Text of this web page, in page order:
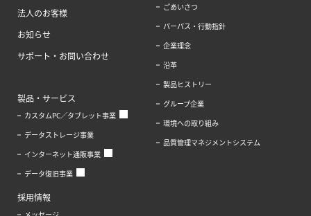
法人のお客様
お知らせ
サポート・お問い合わせ
製品・サービス
カスタムPC／タブレット事業
データストレージ事業
インターネット通販事業
データ復旧事業
ごあいさつ
パーパス・行動指針
企業理念
沿革
製品ヒストリー
グループ企業
環境への取り組み
品質管理マネジメントシステム
採用情報